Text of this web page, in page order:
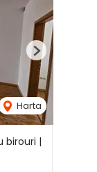
Harta
Next
birouri |